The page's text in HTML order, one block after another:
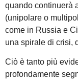
quando continuerà
(unipolare o
come in Russia e
una spirale di crisi,
Ciò è tanto più
profondamente